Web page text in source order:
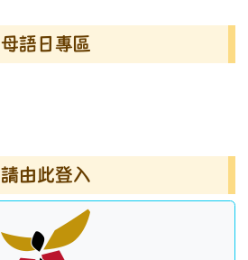
母語日專區
請由此登入